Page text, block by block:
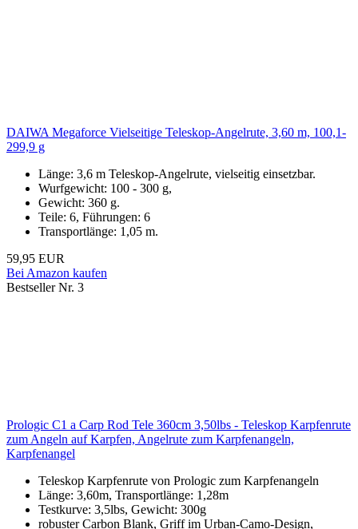
DAIWA Megaforce Vielseitige Teleskop-Angelrute, 3,60 m, 100,1-
299,9 g
Länge: 3,6 m Teleskop-Angelrute, vielseitig einsetzbar.
Wurfgewicht: 100 - 300 g,
Gewicht: 360 g.
Teile: 6, Führungen: 6
Transportlänge: 1,05 m.
59,95 EUR
Bei Amazon kaufen
Bestseller Nr. 3
Prologic C1 a Carp Rod Tele 360cm 3,50lbs - Teleskop Karpfenrute
zum Angeln auf Karpfen, Angelrute zum Karpfenangeln,
Karpfenangel
Teleskop Karpfenrute von Prologic zum Karpfenangeln
Länge: 3,60m, Transportlänge: 1,28m
Testkurve: 3,5lbs, Gewicht: 300g
robuster Carbon Blank, Griff im Urban-Camo-Design,